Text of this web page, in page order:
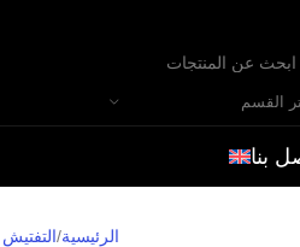
القسم
بنا
الرئيسية